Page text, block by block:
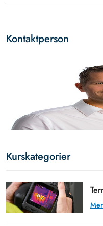
Kontaktperson
Kurskategorier